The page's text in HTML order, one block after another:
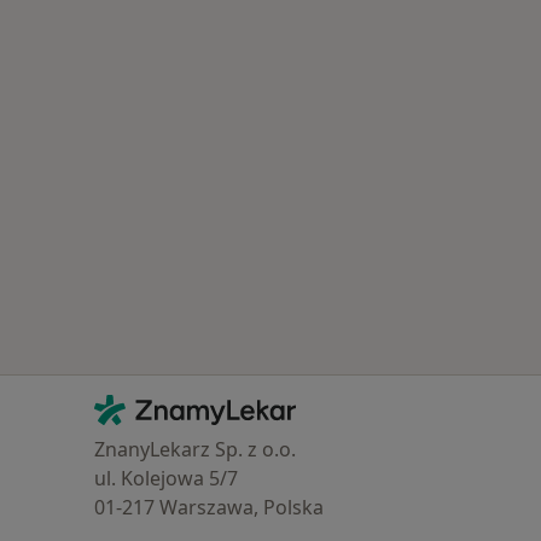
Kontakt
ZnamyLekar - Hlavní stránka
ZnanyLekarz Sp. z o.o.
ul. Kolejowa 5/7
01-217 Warszawa, Polska